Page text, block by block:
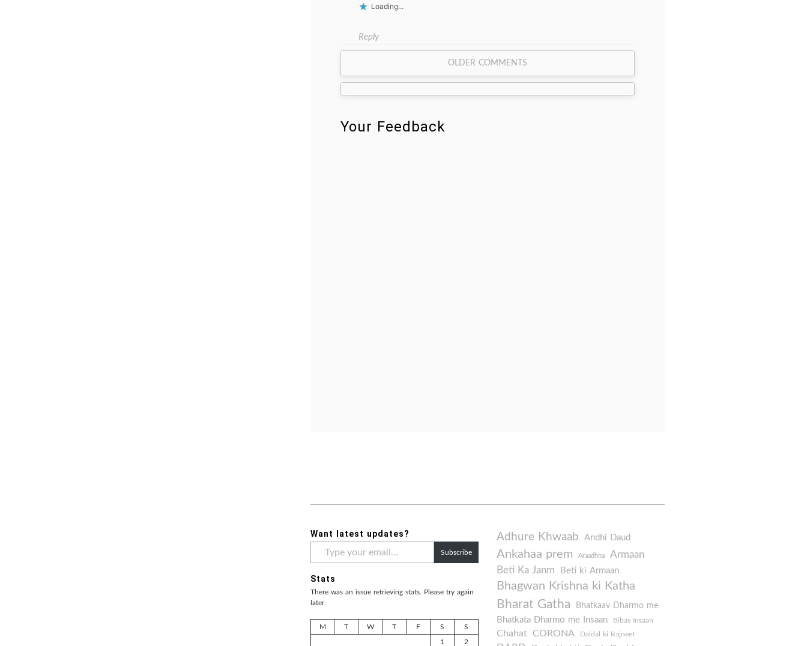
Loading...
Reply
navigation
OLDER COMMENTS
Your Feedback
Want latest updates?
Subscribe
Stats
There was an issue retrieving stats. Please try again
later.
M T W T F S S
1 2
Adhure Khwaab Andhi Daud
Ankahaa prem Araadhna
Armaan
Beti Ka Janm
Beti ki Armaan
Bhagwan Krishna ki Katha
Bharat Gatha Bhatkaav Dharmo me
Bhatkata Dharmo me Insaan Bibas Insaan
Chahat CORONA Daldal ki Rajneet